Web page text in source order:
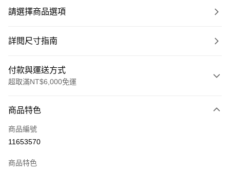
請選擇商品選項
詳閱尺寸指南
付款與運送方式
超取滿NT$6,000免運
信用卡一次付款
超商取貨付款
商品特色
商品編號
11653570
商品特色